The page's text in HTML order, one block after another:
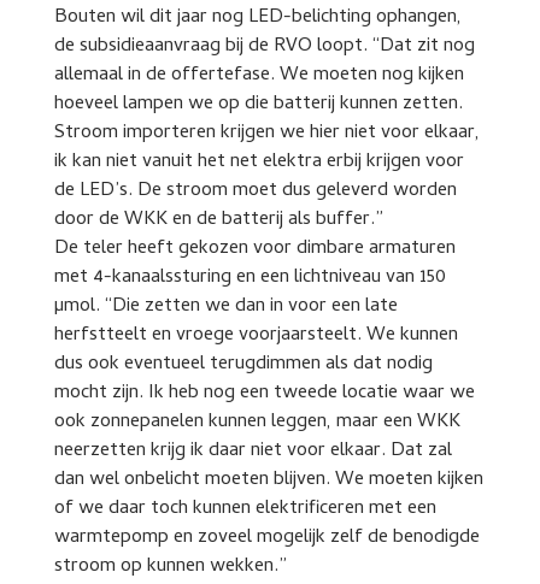
Bouten wil dit jaar nog LED-belichting ophangen,
de subsidieaanvraag bij de RVO loopt. “Dat zit nog
allemaal in de offertefase. We moeten nog kijken
hoeveel lampen we op die batterij kunnen zetten.
Stroom importeren krijgen we hier niet voor elkaar,
ik kan niet vanuit het net elektra erbij krijgen voor
de LED’s. De stroom moet dus geleverd worden
door de WKK en de batterij als buffer.”
De teler heeft gekozen voor dimbare armaturen
met 4-kanaalssturing en een lichtniveau van 150
µmol. “Die zetten we dan in voor een late
herfstteelt en vroege voorjaarsteelt. We kunnen
dus ook eventueel terugdimmen als dat nodig
mocht zijn. Ik heb nog een tweede locatie waar we
ook zonnepanelen kunnen leggen, maar een WKK
neerzetten krijg ik daar niet voor elkaar. Dat zal
dan wel onbelicht moeten blijven. We moeten kijken
of we daar toch kunnen elektrificeren met een
warmtepomp en zoveel mogelijk zelf de benodigde
stroom op kunnen wekken.”